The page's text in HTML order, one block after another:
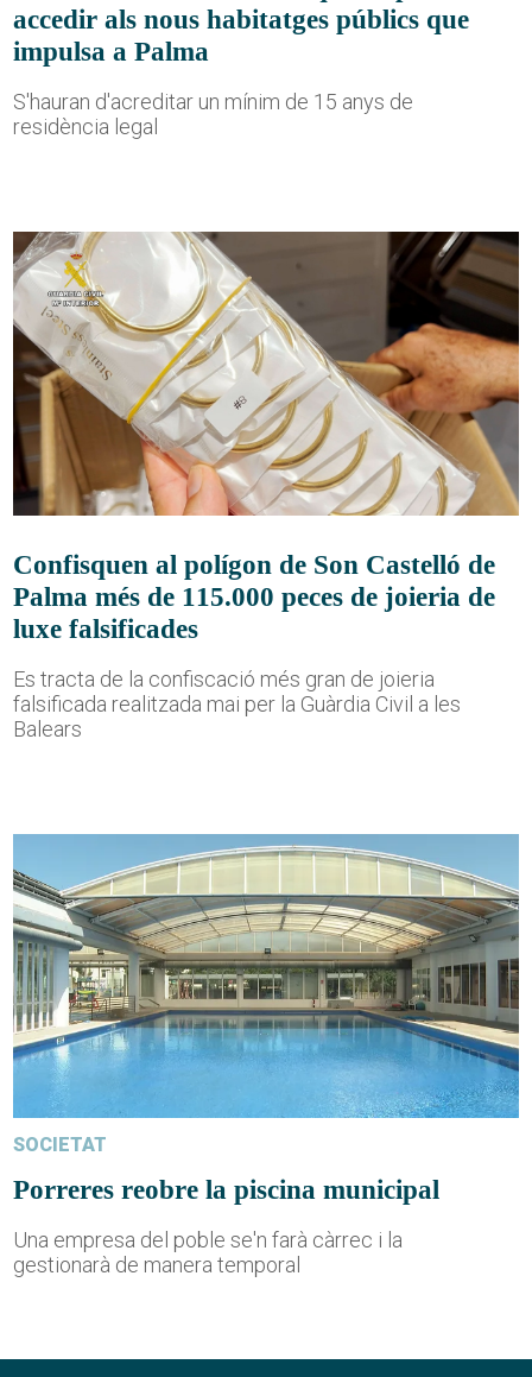
accedir als nous habitatges públics que
impulsa a Palma
S'hauran d'acreditar un mínim de 15 anys de
residència legal
Confisquen al polígon de Son Castelló de
Palma més de 115.000 peces de joieria de
luxe falsificades
Es tracta de la confiscació més gran de joieria
falsificada realitzada mai per la Guàrdia Civil a les
Balears
SOCIETAT
Porreres reobre la piscina municipal
Una empresa del poble se'n farà càrrec i la
gestionarà de manera temporal